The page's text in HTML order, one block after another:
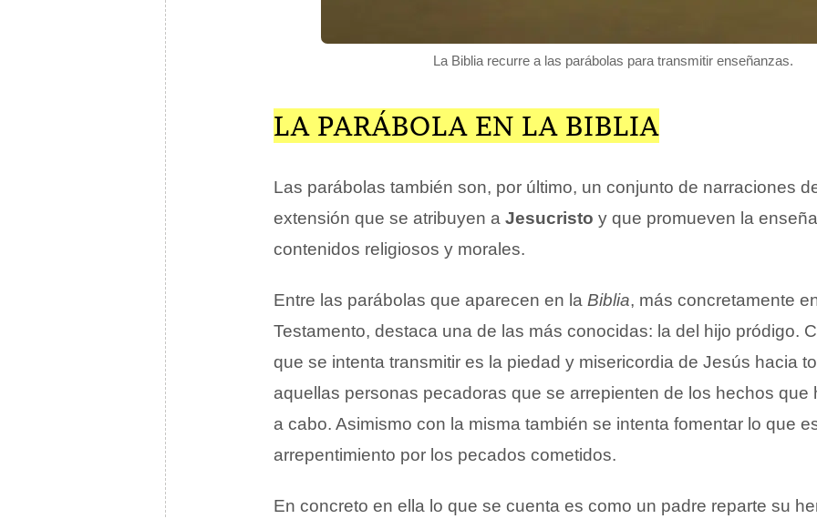
La Biblia recurre a las parábolas para transmitir enseñanzas.
LA PARÁBOLA EN LA BIBLIA
Las parábolas también son, por último, un conjunto de narraciones
extensión que se atribuyen a Jesucristo y que promueven la
contenidos religiosos y morales.
Entre las parábolas que aparecen en la Biblia, más concretamente
Testamento, destaca una de las más conocidas: la del hijo pródigo.
que se intenta transmitir es la piedad y misericordia de Jesús hacia
aquellas personas pecadoras que se arrepienten de los hechos que
a cabo. Asimismo con la misma también se intenta fomentar lo que
arrepentimiento por los pecados cometidos.
En concreto en ella lo que se cuenta es como un padre reparte su